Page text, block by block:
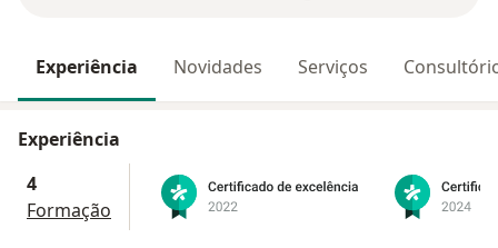
Experiência Novidades Serviços
Experiência
4
Formação